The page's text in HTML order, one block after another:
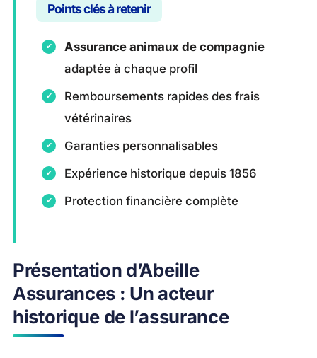
Points clés à retenir
Assurance animaux de compagnie
adaptée à chaque profil
Remboursements rapides des frais
vétérinaires
Garanties personnalisables
Expérience historique depuis 1856
Protection financière complète
Présentation d’Abeille
Assurances : Un acteur
historique de l’assurance